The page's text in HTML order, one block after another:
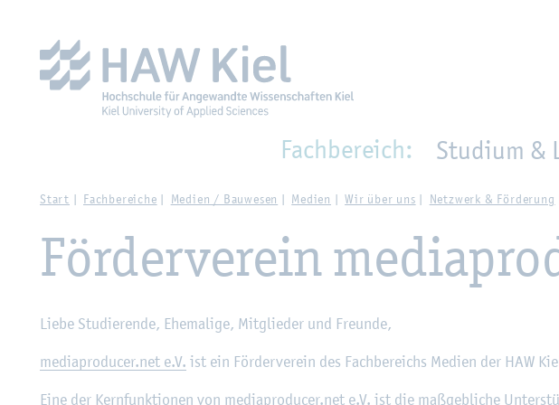
Fach­be­reich: Studium &
Start Fach­be­rei­che Me­di­en / Bau­we­sen Me­di­en Wir über uns Netz­werk & För­de­rung
För­der­ver­ein
Liebe Stu­die­ren­de, Ehe­ma­li­ge, Mit­glie­der und Freun­de,
me­dia­pro­du­cer.net e.V. ist ein För­der­ver­ein des Fach­be­reichs Me­di­en der HAW
Eine der Kern­funk­tio­nen von me­dia­pro­du­cer.net e.V. ist die ma­ß­geb­li­che